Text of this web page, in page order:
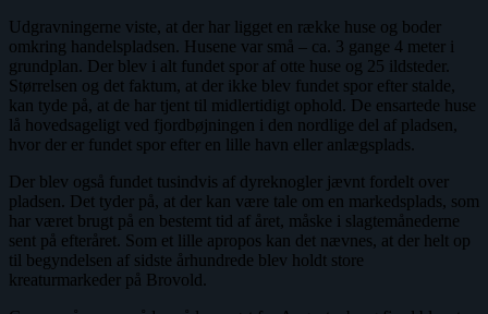
Udgravningerne viste, at der har ligget en række huse og boder
omkring handelspladsen. Husene var små – ca. 3 gange 4 meter i
grundplan. Der blev i alt fundet spor af otte huse og 25 ildsteder.
Størrelsen og det faktum, at der ikke blev fundet spor efter stalde,
kan tyde på, at de har tjent til midlertidigt ophold. De ensartede huse
lå hovedsageligt ved fjordbøjningen i den nordlige del af pladsen,
hvor der er fundet spor efter en lille havn eller anlægsplads.
Der blev også fundet tusindvis af dyreknogler jævnt fordelt over
pladsen. Det tyder på, at der kan være tale om en markedsplads, som
har været brugt på en bestemt tid af året, måske i slagtemånederne
sent på efteråret. Som et lille apropos kan det nævnes, at der helt op
til begyndelsen af sidste århundrede blev holdt store
kreaturmarkeder på Brovold.